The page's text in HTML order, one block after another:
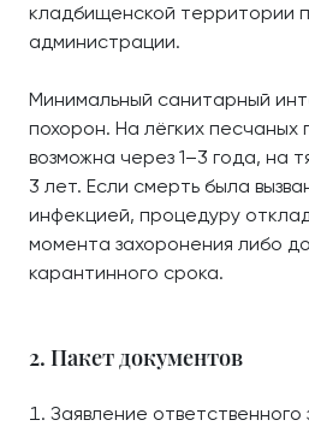
кладбищенской территории
администрации.
Минимальный санитарный
похорон. На лёгких песчаных
возможна через 1–3 года, на
3 лет. Если смерть была
инфекцией, процедуру
момента захоронения либо
карантинного срока.
2. Пакет документов
Заявление